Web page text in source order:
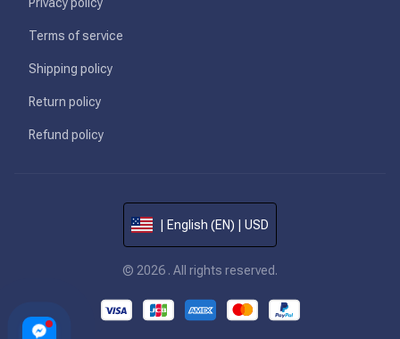
Terms of service
Shipping policy
Return policy
Refund policy
| English (EN) | USD
© 2026 . All rights reserved.